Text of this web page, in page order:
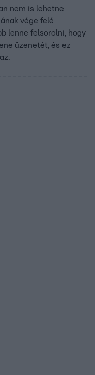
nem is lehetne
vége felé
lenne felsorolni, hogy
üzenetét, és ez